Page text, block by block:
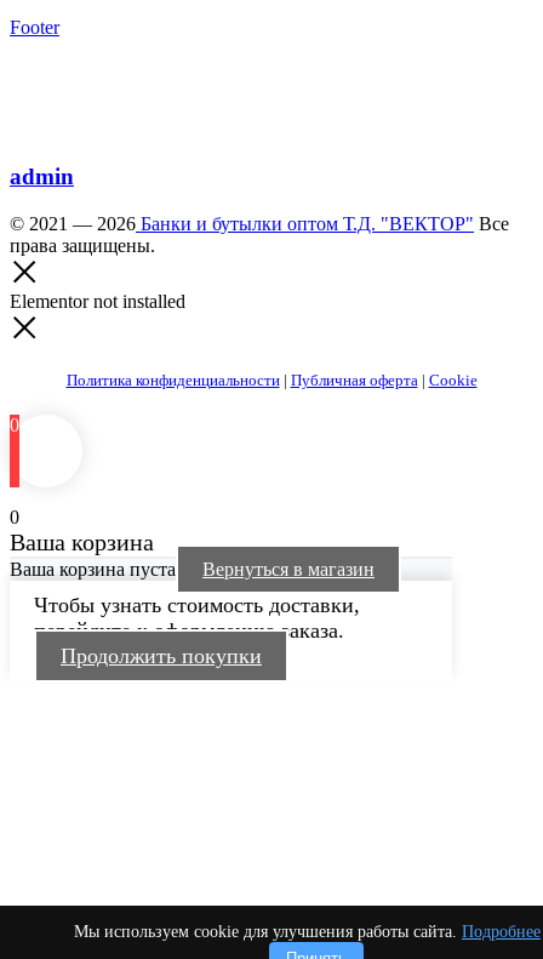
Footer
admin
© 2021 — 2026 Банки и бутылки оптом Т.Д. "ВЕКТОР" Все
права защищены.
Elementor not installed
Мы используем cookie для улучшения работы сайта. Подробнее
Политика конфиденциальности| Публичная оферта | Cookie
0
0
Ваша корзина
Ваша корзина пуста Вернуться в магазин
Чтобы узнать стоимость доставки,
перейдите к оформлению заказа.
Продолжить покупки